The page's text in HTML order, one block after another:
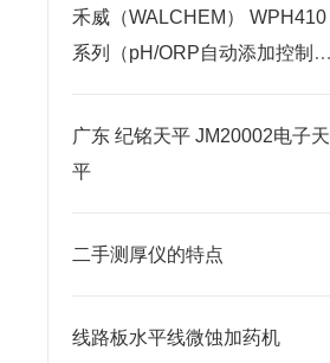
禾威（WALCHEM） WPH410
系列（pH/ORP自动添加控制
广东 纪铭天平 JM20002电子天
平
二手测厚仪的特点
线路板水平线微蚀加药机